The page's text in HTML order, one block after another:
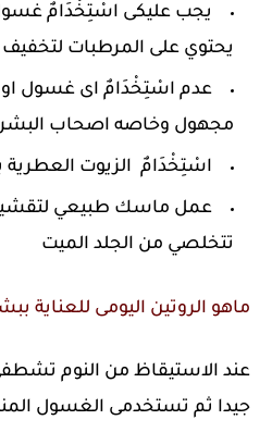
يجب عليكى اسْتِخْدَامٌ
يحتوي على المرطبات لتخفيف
عدم اسْتِخْدَامٌ اى غسول
مجهول وخاصه اصحاب
اسْتِخْدَامٌ الزيوت العطرية
عمل ماسك طبيعي لتقشير
تتخلصي من الجلد الميت
ماهو الروتين اليومى للعناية
عند الاستيقاظ من النوم
جيدا ثم تستخدمى الغسول